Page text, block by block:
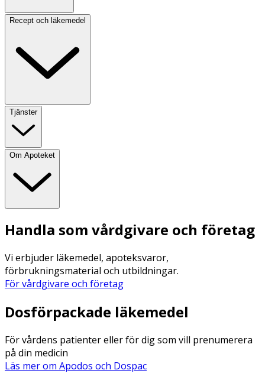
Recept och läkemedel
Tjänster
Om Apoteket
Handla som vårdgivare och företag
Vi erbjuder läkemedel, apoteksvaror,
förbrukningsmaterial och utbildningar.
För vårdgivare och företag
Dosförpackade läkemedel
För vårdens patienter eller för dig som vill prenumerera
på din medicin
Läs mer om Apodos och Dospac